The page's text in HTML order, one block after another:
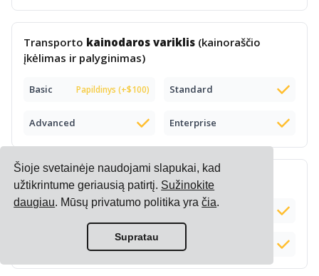
Šioje svetainėje naudojami slapukai, kad
užtikrintume geriausią patirtį. Sužinokite
daugiau. Mūsų privatumo politika yračia.
Supratau
Transporto kainodaros variklis (kainoraščio
įkėlimas ir palyginimas)
Basic Papildinys (+$100) Standard
Advanced Enterprise
Išmanusis el. prekybos kainoraštis
Basic Standard